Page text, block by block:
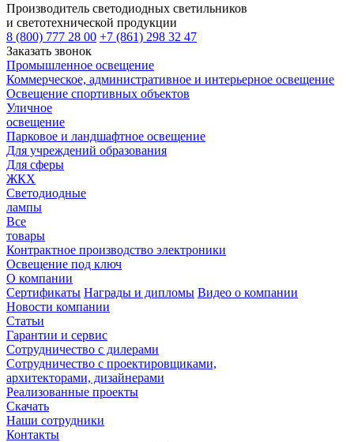
Производитель светодиодных светильников
и светотехнической продукции
8 (800) 777 28 00 +7 (861) 298 32 47
Заказать звонок
Промышленное освещение
Коммерческое, административное и интерьерное освещение
Освещение спортивных объектов
Уличное
освещение
Парковое и ландшафтное освещение
Для учреждений образования
Для сферы
ЖКХ
Светодиодные
лампы
Все
товары
Контрактное производство электроники
Освещение под ключ
О компании
Сертификаты Награды и дипломы Видео о компании
Новости компании
Статьи
Гарантии и сервис
Сотрудничество с дилерами
Сотрудничество с проектировщиками,
архитекторами, дизайнерами
Реализованные проекты
Скачать
Наши сотрудники
Контакты